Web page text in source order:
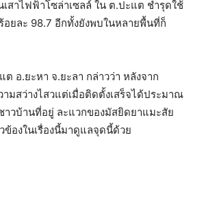
สาไฟฟ้าโซล่าเซลล์ ใน ต.ปะแต ชำรุดใช้
อยละ 98.7 อีกทั้งยังพบในหลายพื้นที่ก็
อ.ยะหา จ.ยะลา กล่าวว่า หลังจาก
มสว่างไสวแต่เมื่อติดตั้งเสร็จได้ประมาณ
าวบ้านที่อยู่ ละแวกของมัสยิดยาแมะสัย
องในเรื่องนี้มาดูแลจุดนี้ด้วย